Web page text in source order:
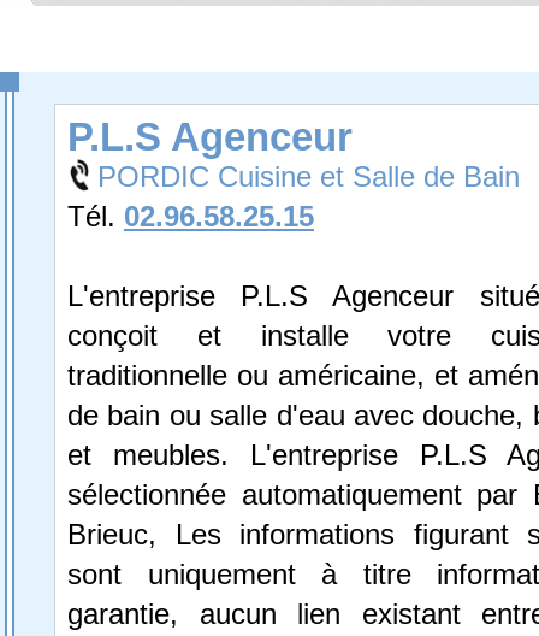
P.L.S Agenceur
PORDIC Cuisine et Salle de Bain
Tél. 02.96.58.25.15
L'entreprise P.L.S Agenceur
conçoit et installe votre
traditionnelle ou américaine, et
de bain ou salle d'eau avec douche,
et meubles. L'entreprise P.L.S
sélectionnée automatiquement par
Brieuc, Les informations figurant
sont uniquement à titre
garantie, aucun lien existant